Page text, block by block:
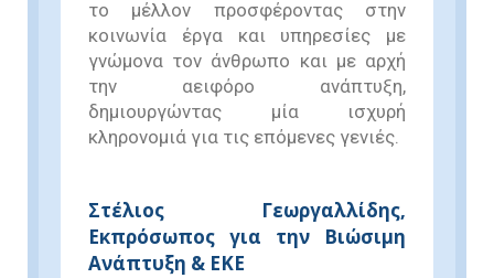
το μέλλον προσφέροντας στην
κοινωνία έργα και υπηρεσίες με
γνώμονα τον άνθρωπο και με αρχή
την αειφόρο ανάπτυξη,
δημιουργώντας μία ισχυρή
κληρονομιά για τις επόμενες γενιές.
Στέλιος Γεωργαλλίδης,
Εκπρόσωπος για την Βιώσιμη
Ανάπτυξη & ΕΚΕ